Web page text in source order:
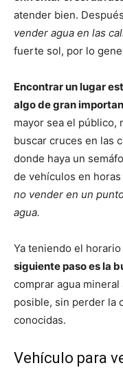
atender bien.
vender agua en las
fuerte sol, por lo
Encontrar un lugar
algo de gran
mayor sea el público,
buscar cruces en las
donde haya un
de vehículos en
no vender en un
agua.
Ya teniendo el
siguiente paso es la
comprar agua
posible, sin perder la
conocidas.
Vehículo para